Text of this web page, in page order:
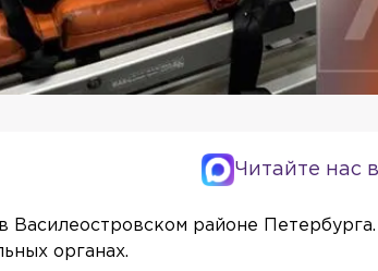
Читайте нас
Василеостровском районе
органах.